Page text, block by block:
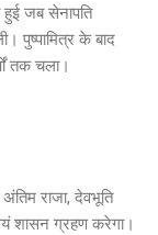
जब सेनापति
पुष्पामित्र के बाद
तक चला।
राजा, देवभूति
शासन ग्रहण करेगा।